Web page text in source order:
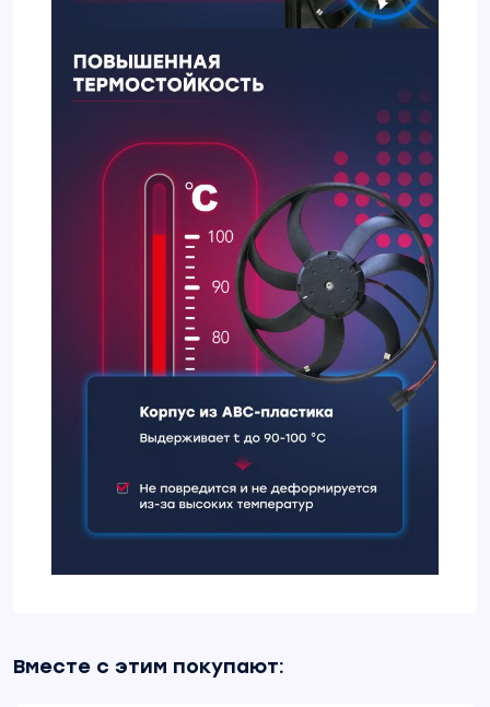
Вместе с этим покупают: